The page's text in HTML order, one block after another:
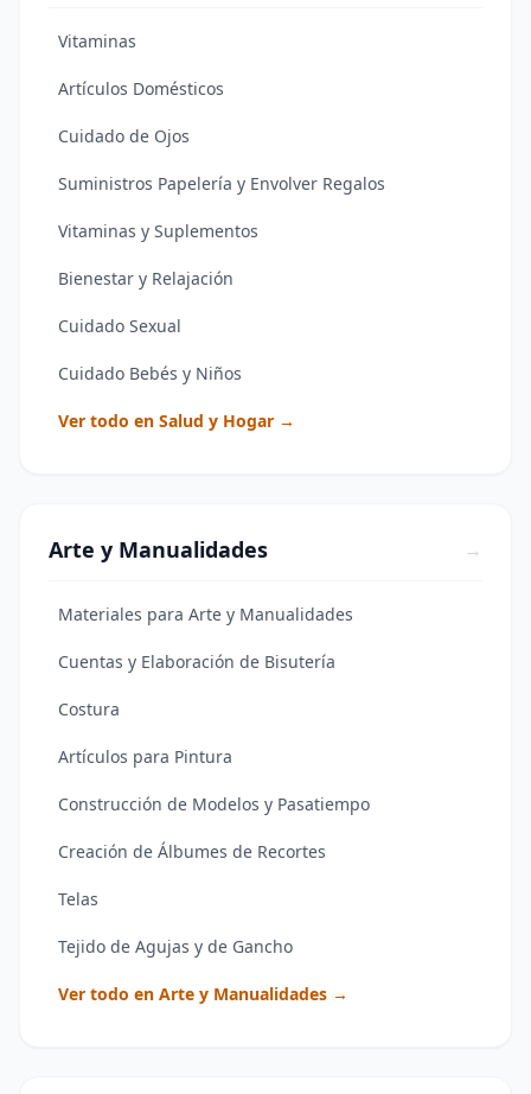
Vitaminas
Artículos Domésticos
Cuidado de Ojos
Suministros Papelería y Envolver Regalos
Vitaminas y Suplementos
Bienestar y Relajación
Cuidado Sexual
Cuidado Bebés y Niños
Ver todo en Salud y Hogar →
Arte y Manualidades →
Materiales para Arte y Manualidades
Cuentas y Elaboración de Bisutería
Costura
Artículos para Pintura
Construcción de Modelos y Pasatiempo
Creación de Álbumes de Recortes
Telas
Tejido de Agujas y de Gancho
Ver todo en Arte y Manualidades →